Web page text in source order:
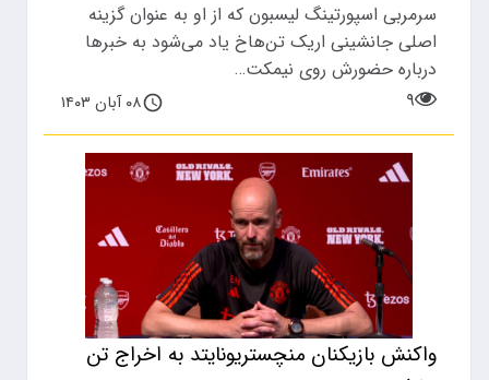
سرمربی اسپورتینگ لیسبون که از او به عنوان گزینه
اصلی جانشینی اریک تن‌هاخ یاد می‌شود به خبرها
درباره حضورش روی نیمکت…
۹
۰۸ آبان ۱۴۰۳
واکنش بازیکنان منچستریونایتد به اخراج تن‌